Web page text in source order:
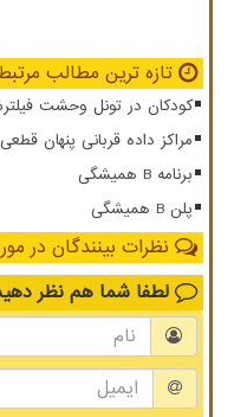
تازه ترین مطالب
کودکان در تونل وحشت
مراکز داده قربانی پنهان
برنامه B همیشگی
پلن B همیشگی
نظرات بینندگان در
لطفا شما هم نظر